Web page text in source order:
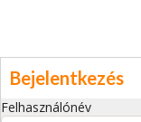
Bejelentkezés
Felhasználónév